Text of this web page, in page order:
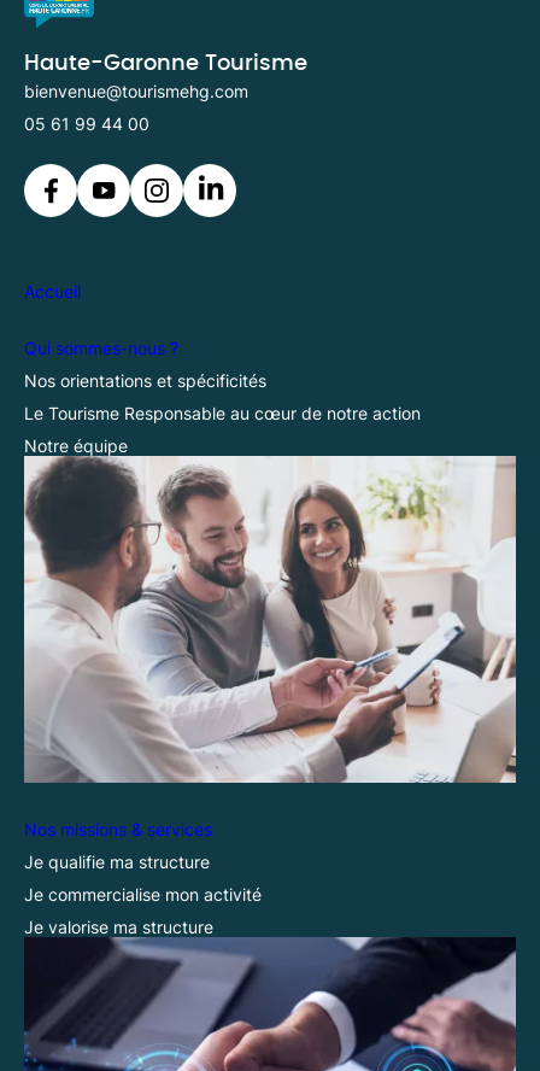
Haute-Garonne Tourisme
bienvenue@tourismehg.com
05 61 99 44 00
Accueil
Qui sommes-nous ?
Nos orientations et spécificités
Le Tourisme Responsable au cœur de notre action
Notre équipe
Nos missions & services
Je qualifie ma structure
Je commercialise mon activité
Je valorise ma structure